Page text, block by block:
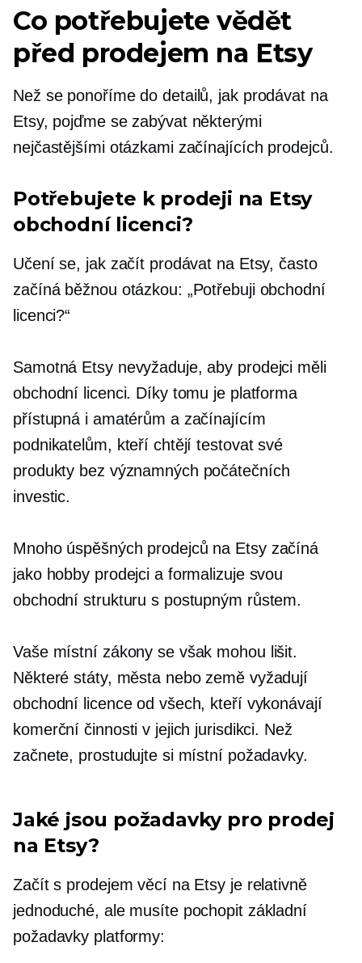
Co potřebujete vědět
před prodejem na Etsy
Než se ponoříme do detailů, jak prodávat na
Etsy, pojďme se zabývat některými
nejčastějšími otázkami začínajících prodejců.
Potřebujete k prodeji na Etsy
obchodní licenci?
Učení se, jak začít prodávat na Etsy, často
začíná běžnou otázkou: „Potřebuji obchodní
licenci?“
Samotná Etsy nevyžaduje, aby prodejci měli
obchodní licenci. Díky tomu je platforma
přístupná i amatérům a začínajícím
podnikatelům, kteří chtějí testovat své
produkty bez významných počátečních
investic.
Mnoho úspěšných prodejců na Etsy začíná
jako hobby prodejci a formalizuje svou
obchodní strukturu s postupným růstem.
Vaše místní zákony se však mohou lišit.
Některé státy, města nebo země vyžadují
obchodní licence od všech, kteří vykonávají
komerční činnosti v jejich jurisdikci. Než
začnete, prostudujte si místní požadavky.
Jaké jsou požadavky pro prodej
na Etsy?
Začít s prodejem věcí na Etsy je relativně
jednoduché, ale musíte pochopit základní
požadavky platformy: